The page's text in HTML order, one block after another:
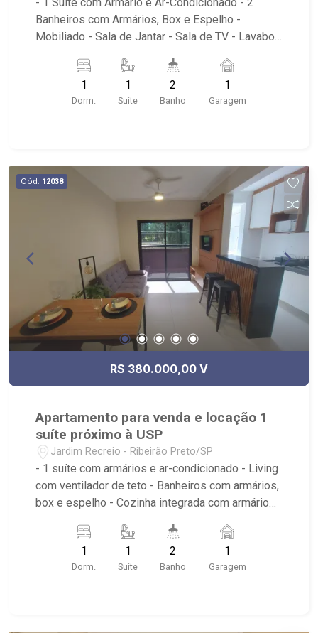
- 1 Suíte com Armário e Ar-Condicionado - 2
Banheiros com Armários, Box e Espelho -
Mobiliado - Sala de Jantar - Sala de TV - Lavabo -
Serviço - Sacada - Condomínio: Portaria 24hrs e
conveniências - Próximo ao HC Criança
1
Dorm.
1
Suite
2
Banho
1
Garagem
Cód. 12038
R$ 380.000,00 V
Apartamento para venda e locação 1
suíte próximo à USP
Jardim Recreio - Ribeirão Preto/SP
- 1 suíte com armários e ar-condicionado - Living
com ventilador de teto - Banheiros com armários,
box e espelho - Cozinha integrada com armários,
com armários - Sacada - 1 vaga coberta na
garagem - Condomínio: Portaria 24hrs e
conveniências - Próximo ao HC Criança
1
Dorm.
1
Suite
2
Banho
1
Garagem